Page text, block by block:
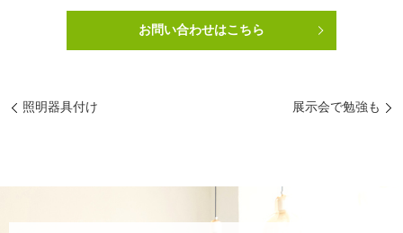
お問い合わせはこちら
照明器具付け 展示会で勉強も